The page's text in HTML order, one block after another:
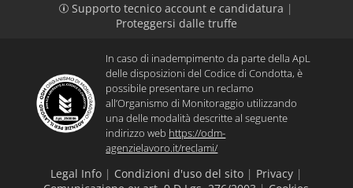
p Supporto tecnico account e candidatura |
Proteggersi dalle truffe
In caso di inadempimento da parte della ApL
delle disposizioni del Codice di Condotta, è
possibile presentare un reclamo
all’Organismo di Monitoraggio utilizzando
una delle modalità descritte al seguente
indirizzo web https://odm-
agenzielavoro.it/reclami/
Legal Info| Condizioni d'uso del sito| Privacy|